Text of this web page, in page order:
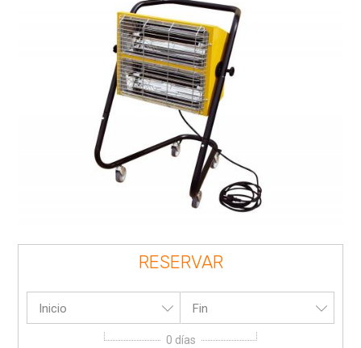
RESERVAR
Inicio Fin
0 días